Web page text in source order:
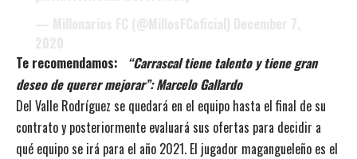
Te recomendamos:
“Carrascal tiene talento y tiene gran
deseo de querer mejorar”: Marcelo Gallardo
Del Valle Rodríguez se quedará en el equipo hasta el final de su
contrato y posteriormente evaluará sus ofertas para decidir a
qué equipo se irá para el año 2021. El jugador magangueleño es el